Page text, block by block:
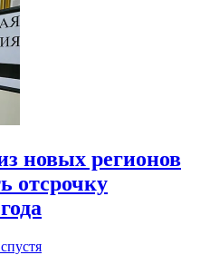
новых регионов
отсрочку